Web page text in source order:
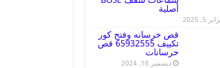
أصلية
5, 2025
قص خرسانه وفتح كور
تكييف 65932555 قص
خرسانات
ديسمبر 18, 2024